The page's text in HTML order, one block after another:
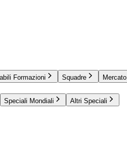
Formazioni Squadre Mercato
Speciali Mondiali Altri Speciali